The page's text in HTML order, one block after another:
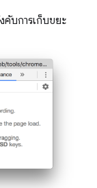
คับการเก็บขยะ